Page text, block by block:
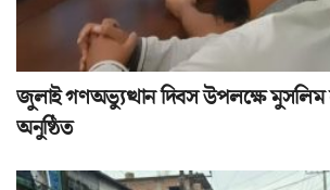
জুলাই গণঅভ্যুত্থান দিবস উপলক্ষে মুসলিম
অনুষ্ঠিত